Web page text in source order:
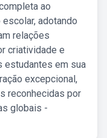
ao
adotando
relações
criatividade e
estudantes em sua
excepcional,
reconhecidas por
globais -